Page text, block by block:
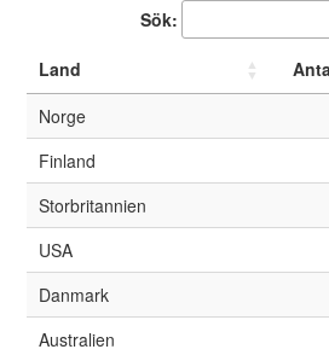
Norges teknisk-naturvitskaplege
30
Universitetet i Stavanger
31
University of Oxford
32
Aalborg universitet
33
Högskolan i Skövde
34
35
University College London
36
Kungliga Musikhögskolan
Sök:
Land
Norge
Finland
Storbritannien
USA
Danmark
Australien